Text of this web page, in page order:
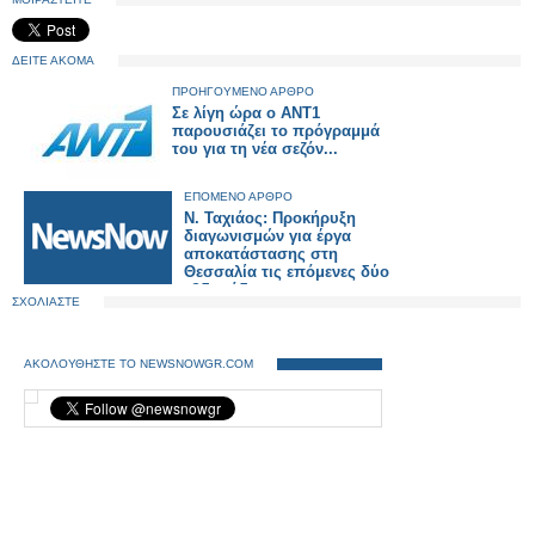
ΔΕΙΤΕ ΑΚΟΜΑ
ΠΡΟΗΓΟΥΜΕΝΟ ΑΡΘΡΟ
Σε λίγη ώρα ο ΑΝΤ1
παρουσιάζει το πρόγραμμά
του για τη νέα σεζόν...
ΕΠΟΜΕΝΟ ΑΡΘΡΟ
Ν. Ταχιάος: Προκήρυξη
διαγωνισμών για έργα
αποκατάστασης στη
Θεσσαλία τις επόμενες δύο
εβδομάδες
ΣΧΟΛΙΑΣΤΕ
ΑΚΟΛΟΥΘΗΣΤΕ ΤΟ NEWSNOWGR.COM